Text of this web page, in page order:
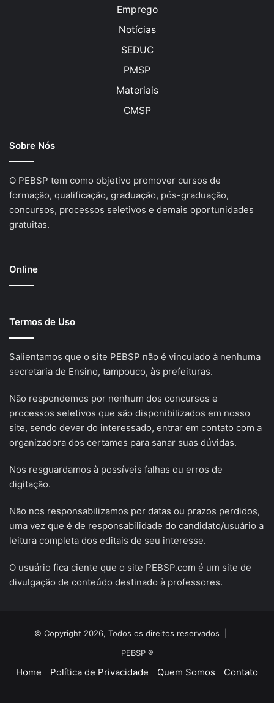
Emprego
Notícias
SEDUC
PMSP
Materiais
CMSP
Sobre Nós
O PEBSP tem como objetivo promover cursos de
formação, qualificação, graduação, pós-graduação,
concursos, processos seletivos e demais oportunidades
gratuitas.
Online
Termos de Uso
Salientamos que o site PEBSP não é vinculado à nenhuma
secretaria de Ensino, tampouco, às prefeituras.
Não respondemos por nenhum dos concursos e
processos seletivos que são disponibilizados em nosso
site, sendo dever do interessado, entrar em contato com a
organizadora dos certames para sanar suas dúvidas.
Nos resguardamos à possíveis falhas ou erros de
digitação.
Não nos responsabilizamos por datas ou prazos perdidos,
uma vez que é de responsabilidade do candidato/usuário a
leitura completa dos editais de seu interesse.
O usuário fica ciente que o site PEBSP.com é um site de
divulgação de conteúdo destinado à professores.
© Copyright 2026, Todos os direitos reservados |
PEBSP ®
Home Política de Privacidade Quem Somos Contato